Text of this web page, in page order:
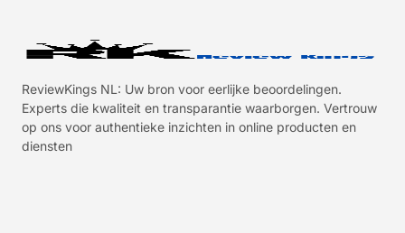
ReviewKings NL: Uw bron voor eerlijke beoordelingen.
Experts die kwaliteit en transparantie waarborgen. Vertrouw
op ons voor authentieke inzichten in online producten en
diensten